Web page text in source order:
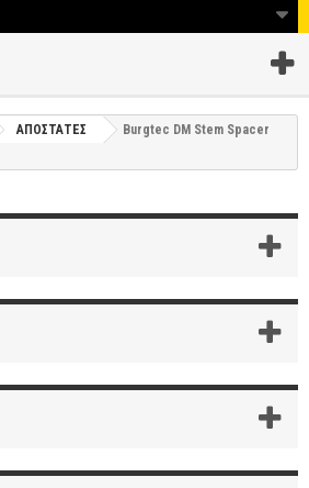
ΑΠΟΣΤΑΤΕΣ
Burgtec DM Stem Spacer